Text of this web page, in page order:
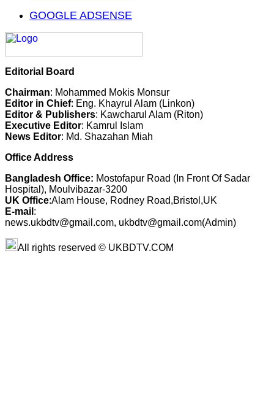
GOOGLE ADSENSE
Editorial Board
Chairman: Mohammed Mokis Monsur
Editor in Chief: Eng. Khayrul Alam (Linkon)
Editor & Publishers: Kawcharul Alam (Riton)
Executive Editor: Kamrul Islam
News Editor: Md. Shazahan Miah
Office Address
Bangladesh Office: Mostofapur Road (In Front Of Sadar
Hospital), Moulvibazar-3200
UK Office:Alam House, Rodney Road,Bristol,UK
E-mail :
news.ukbdtv@gmail.com, ukbdtv@gmail.com(Admin)
All rights reserved © UKBDTV.COM